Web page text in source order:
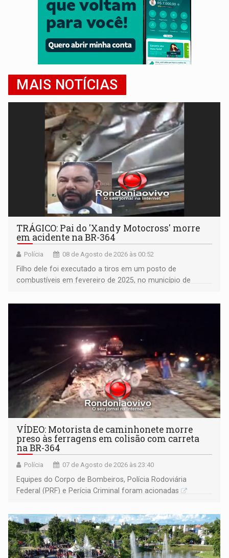
MAIS NOTÍCIAS
TRÁGICO: Pai do 'Xandy Motocross' morre
em acidente na BR-364
Polícia 08 de Agosto de 2026 às 00:52
Filho dele foi executado a tiros em um posto de
combustíveis em fevereiro de 2025, no município de
VÍDEO: Motorista de caminhonete morre
preso às ferragens em colisão com carreta
na BR-364
Polícia 07 de Agosto de 2026 às 23:40
Equipes do Corpo de Bombeiros, Polícia Rodoviária
Federal (PRF) e Perícia Criminal foram acionadas